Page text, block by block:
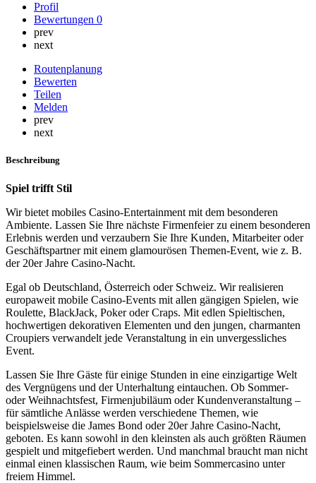
Profil
Bewertungen 0
prev
next
Routenplanung
Bewerten
Teilen
Melden
prev
next
Beschreibung
Spiel trifft Stil
Wir bietet mobiles Casino-Entertainment mit dem besonderen
Ambiente. Lassen Sie Ihre nächste Firmenfeier zu einem besonderen
Erlebnis werden und verzaubern Sie Ihre Kunden, Mitarbeiter oder
Geschäftspartner mit einem glamourösen Themen-Event, wie z. B.
der 20er Jahre Casino-Nacht.
Egal ob Deutschland, Österreich oder Schweiz. Wir realisieren
europaweit mobile Casino-Events mit allen gängigen Spielen, wie
Roulette, BlackJack, Poker oder Craps. Mit edlen Spieltischen,
hochwertigen dekorativen Elementen und den jungen, charmanten
Croupiers verwandelt jede Veranstaltung in ein unvergessliches
Event.
Lassen Sie Ihre Gäste für einige Stunden in eine einzigartige Welt
des Vergnügens und der Unterhaltung eintauchen. Ob Sommer-
oder Weihnachtsfest, Firmenjubiläum oder Kundenveranstaltung –
für sämtliche Anlässe werden verschiedene Themen, wie
beispielsweise die James Bond oder 20er Jahre Casino-Nacht,
geboten. Es kann sowohl in den kleinsten als auch größten Räumen
gespielt und mitgefiebert werden. Und manchmal braucht man nicht
einmal einen klassischen Raum, wie beim Sommercasino unter
freiem Himmel.